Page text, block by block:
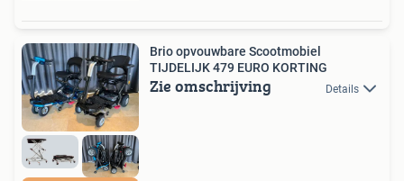
Brio opvouwbare Scootmobiel
TIJDELIJK 479 EURO KORTING
Zie omschrijving Details